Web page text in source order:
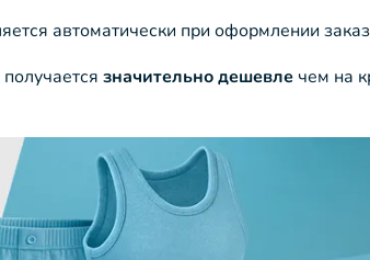
автоматически при оформлении
значительно дешевле чем на